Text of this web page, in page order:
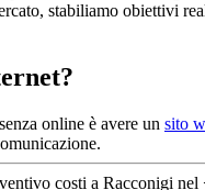
stabiliamo obiettivi
online è avere un sito